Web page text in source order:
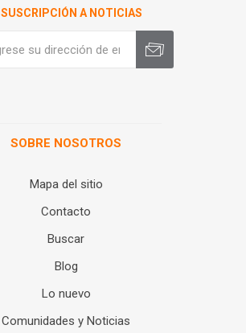
SUSCRIPCIÓN A NOTICIAS
SOBRE NOSOTROS
Mapa del sitio
Contacto
Buscar
Blog
Lo nuevo
Comunidades y Noticias